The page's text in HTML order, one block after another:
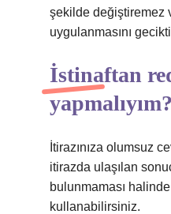
şekilde değiştiremez
uygulanmasını
İstinaftan
yapmalıyım?
İtirazınıza olumsuz
itirazda ulaşılan
bulunmaması halinde
kullanabilirsiniz.